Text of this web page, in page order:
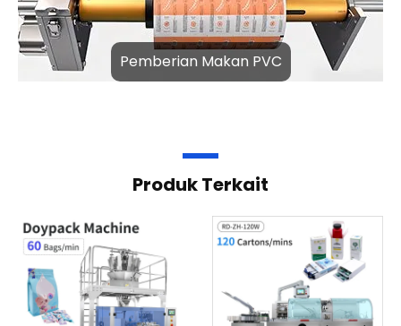
Produk Terkait